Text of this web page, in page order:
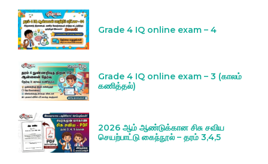
Grade 4 IQ online exam – 4
Grade 4 IQ online exam – 3 (காலம்
கணித்தல்)
2026 ஆம் ஆண்டுக்கான சிசு சவிய
செயற்பாட்டு கைந்நூல் – தரம் 3,4,5